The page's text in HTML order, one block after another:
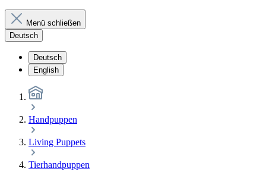
Menü schließen
Deutsch
Deutsch
English
Handpuppen
Living Puppets
Tierhandpuppen